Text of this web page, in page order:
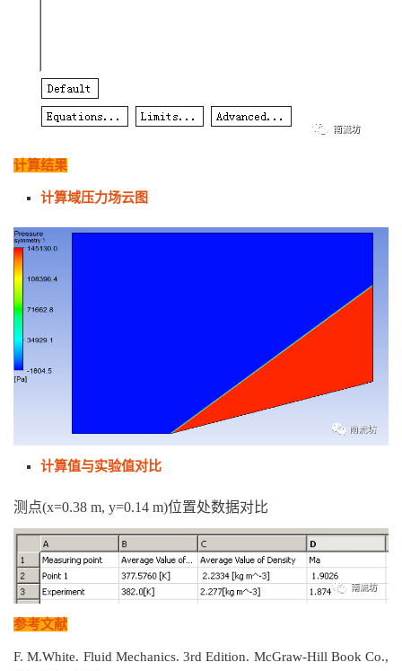
计算结果
计算域压力场云图
计算值与实验值对比
测点(x=0.38 m, y=0.14 m)位置处数据对比
参考文献
F. M.White. Fluid Mechanics. 3rd Edition. McGraw-Hill Book Co.,